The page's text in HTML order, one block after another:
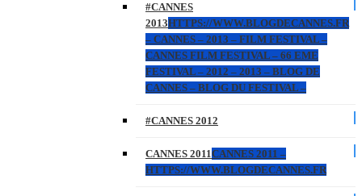
#CANNES
2013HTTPS://WWW.BLOGDECANNES.FR
– CANNES – 2013 – FILM FESTIVAL –
CANNES FILM FESTIVAL – 66 EME
FESTIVAL – 2012 – 2013 – BLOG DE
CANNES – BLOG DU FESTIVAL –
#CANNES 2012
CANNES 2011CANNES 2011 –
HTTPS://WWW.BLOGDECANNES.FR